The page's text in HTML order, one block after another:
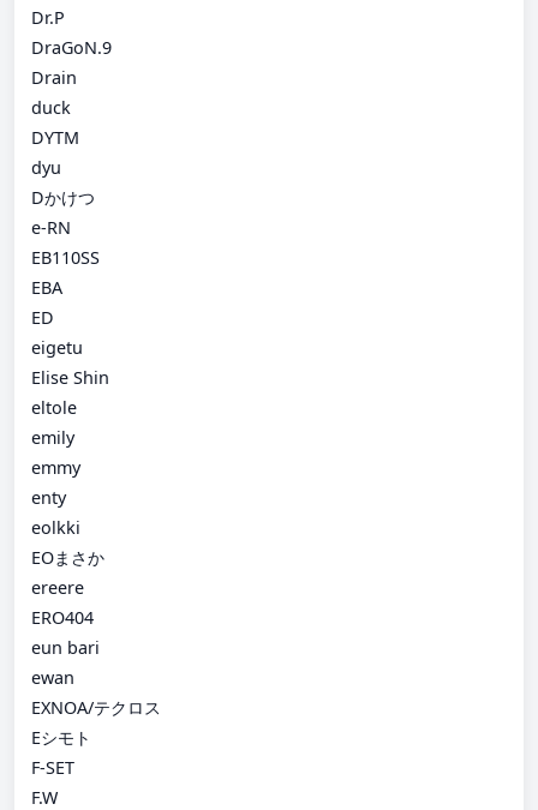
Dr.P
DraGoN.9
Drain
duck
DYTM
dyu
Dかけつ
e-RN
EB110SS
EBA
ED
eigetu
Elise Shin
eltole
emily
emmy
enty
eolkki
EOまさか
ereere
ERO404
eun bari
ewan
EXNOA/テクロス
Eシモト
F-SET
F.W